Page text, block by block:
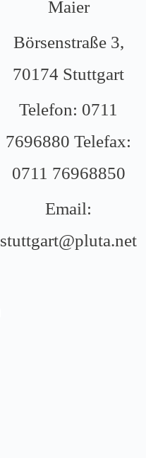
Maier
Börsenstraße 3,
70174 Stuttgart
Telefon: 0711
7696880 Telefax:
0711 76968850
Email:
stuttgart@pluta.net